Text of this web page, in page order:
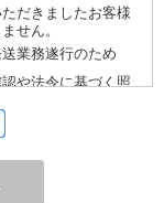
だきましたお客様
せん。
業務遂行のため
や法令に基づく照
みに、下記サービ
報のご提供